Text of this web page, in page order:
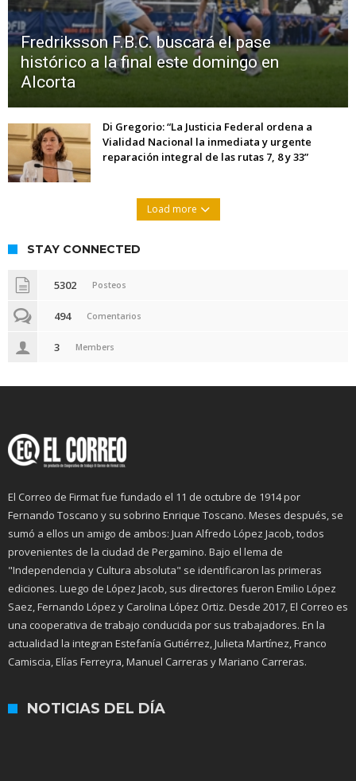
Fredriksson F.B.C. buscará el pase
histórico a la final este domingo en
Alcorta
Di Gregorio: “La Justicia Federal ordena a
Vialidad Nacional la inmediata y urgente
reparación integral de las rutas 7, 8 y 33”
Load more
STAY CONNECTED
5302 Posteos
494 Comentarios
3 Members
El Correo de Firmat fue fundado el 11 de octubre de 1914 por
Fernando Toscano y su sobrino Enrique Toscano. Meses después, se
sumó a ellos un amigo de ambos: Juan Alfredo López Jacob, todos
provenientes de la ciudad de Pergamino. Bajo el lema de
"Independencia y Cultura absoluta" se identificaron las primeras
ediciones. Luego de López Jacob, sus directores fueron Emilio López
Saez, Fernando López y Carolina López Ortiz. Desde 2017, El Correo es
una cooperativa de trabajo conducida por sus trabajadores. En la
actualidad la integran Estefanía Gutiérrez, Julieta Martínez, Franco
Camiscia, Elías Ferreyra, Manuel Carreras y Mariano Carreras.
NOTICIAS DEL DÍA